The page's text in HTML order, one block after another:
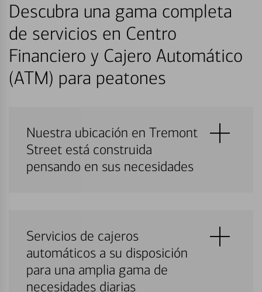
Descubra una gama completa
de servicios en Centro
Financiero y Cajero Automático
(ATM) para peatones
Nuestra ubicación en Tremont
Street está construida
pensando en sus necesidades
Servicios de cajeros
automáticos a su disposición
para una amplia gama de
necesidades diarias